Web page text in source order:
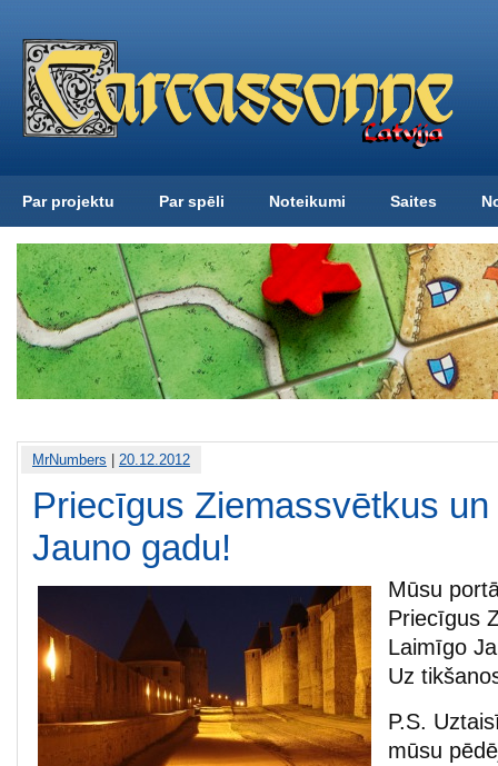
Par projektu Par spēli Noteikumi Saites
MrNumbers 20.12.2012
Priecīgus Ziemassvētkus
Jauno gadu!
Mūsu
Priecīgus
Laimīgo
Uz
P.S.
mūsu